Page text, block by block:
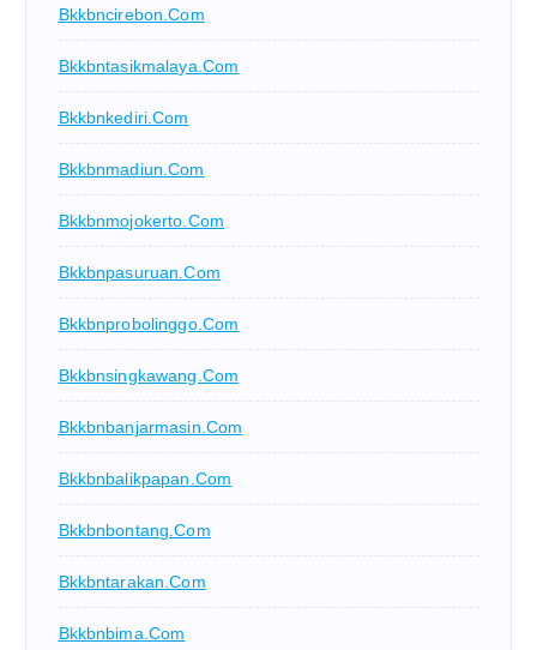
Bkkbncirebon.com
Bkkbntasikmalaya.com
Bkkbnkediri.com
Bkkbnmadiun.com
Bkkbnmojokerto.com
Bkkbnpasuruan.com
Bkkbnprobolinggo.com
Bkkbnsingkawang.com
Bkkbnbanjarmasin.com
Bkkbnbalikpapan.com
Bkkbnbontang.com
Bkkbntarakan.com
Bkkbnbima.com